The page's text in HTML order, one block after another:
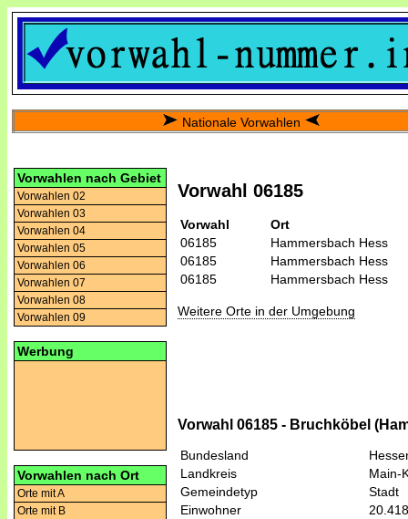
Nationale Vorwahlen
Vorwahlen nach Gebiet
Vorwahlen 02
Vorwahlen 03
Vorwahlen 04
Vorwahlen 05
Vorwahlen 06
Vorwahlen 07
Vorwahlen 08
Vorwahlen 09
Werbung
Vorwahlen nach Ort
Orte mit A
Orte mit B
Vorwahl 06185
Vorwahl
Ort
06185
Hammersbach Hess
06185
Hammersbach Hess
06185
Hammersbach Hess
Weitere Orte in der Umgebung
Vorwahl 06185 - Bruchköbel
Bundesland
Landkreis
Main-
Gemeindetyp
Stadt
Einwohner
20.418